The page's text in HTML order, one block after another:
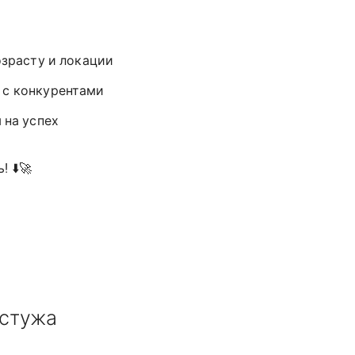
и локации
конкурентами
успех
⬇️🚀